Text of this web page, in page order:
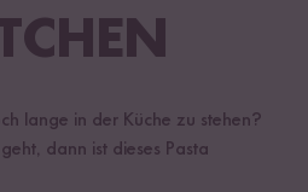
lange in der Küche zu stehen?
dann ist dieses Pasta